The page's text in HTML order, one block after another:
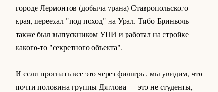
городе Лермонтов (добыча урана) Ставропольского
края, переехал "под поход" на Урал. Тибо-Бриньоль
также был выпускником УПИ и работал на стройке
какого-то "секретного объекта".
И если прогнать все это через фильтры, мы увидим, что
почти половина группы Дятлова — это не студенты,